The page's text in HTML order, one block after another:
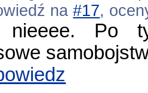
na#17,
nieeee. Po